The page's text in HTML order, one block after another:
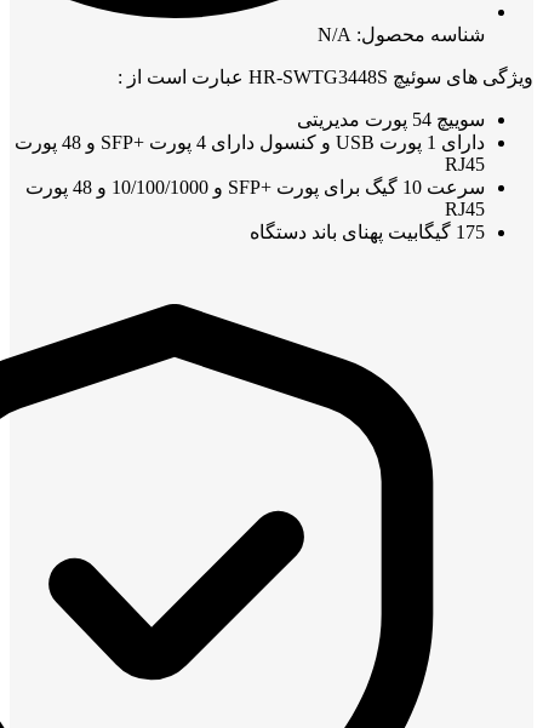
شناسه محصول: N/A
ویژگی های سوئیچ HR-SWTG3448S عبارت است از :
سوییچ 54 پورت مدیریتی
دارای 1 پورت USB و کنسول دارای 4 پورت +SFP و 48 پورت
RJ45
سرعت 10 گیگ برای پورت +SFP و 10/100/1000 و 48 پورت
RJ45
175 گیگابیت پهنای باند دستگاه